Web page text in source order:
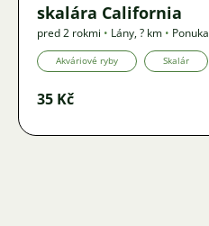
skalára California
pred 2 rokmi • Lány,? km • Ponuka
Akváriové ryby Skalár
35 Kč